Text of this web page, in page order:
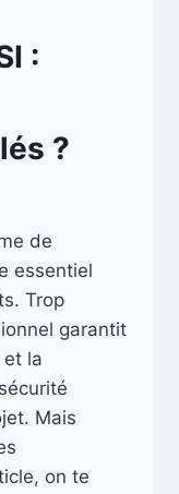
:
?
de
essentiel
Trop
garantit
et la
Mais
on te